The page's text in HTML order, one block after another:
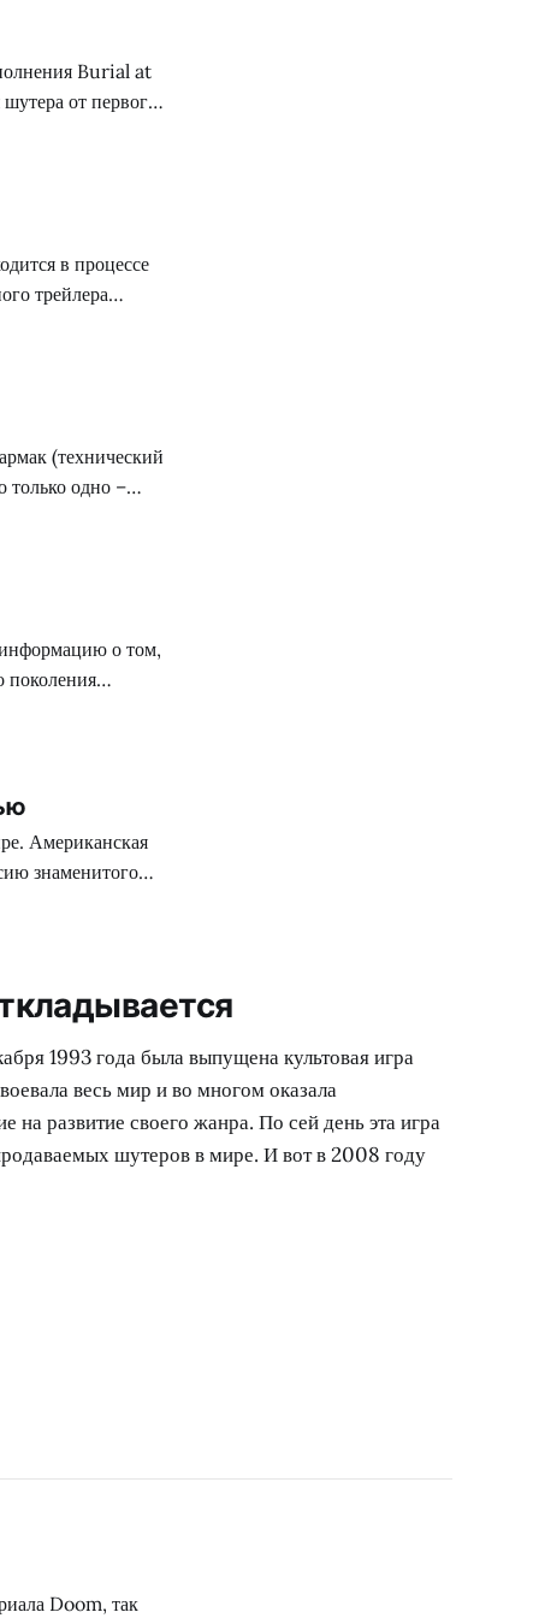
Burial at
от первого
порядка шести
в процессе
трейлера
«Будет ли
(технический
только одно –
Джону
о том,
поколения
Американская
знаменитого
название Doom
1993 года была выпущена культовая игра
весь мир и во многом оказала
на развитие своего жанра. По сей день эта игра
шутеров в мире. И вот в 2008 году
Doom, так